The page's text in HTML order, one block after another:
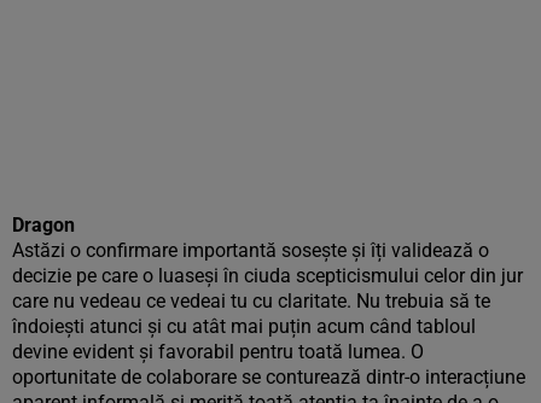
Dragon
Astăzi o confirmare importantă sosește și îți validează o
decizie pe care o luaseși în ciuda scepticismului celor din jur
care nu vedeau ce vedeai tu cu claritate. Nu trebuia să te
îndoiești atunci și cu atât mai puțin acum când tabloul
devine evident și favorabil pentru toată lumea. O
oportunitate de colaborare se conturează dintr-o interacțiune